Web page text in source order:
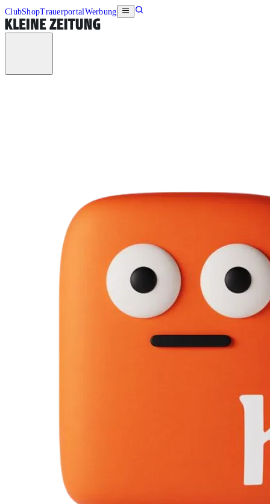
ClubShopTrauerportalWerbung